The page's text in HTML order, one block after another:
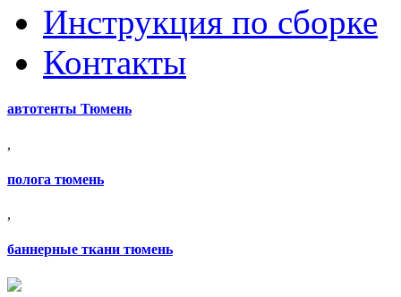
Инструкция по сборке
Контакты
автотенты Тюмень
,
полога тюмень
,
баннерные ткани тюмень